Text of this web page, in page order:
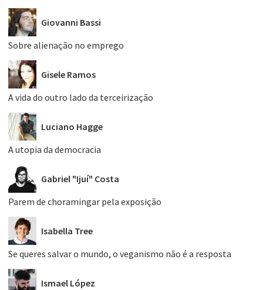
Giovanni Bassi
Sobre alienação no emprego
Gisele Ramos
A vida do outro lado da terceirização
Luciano Hagge
A utopia da democracia
Gabriel "Ijuí" Costa
Parem de choramingar pela exposição
Isabella Tree
Se queres salvar o mundo, o veganismo não é a resposta
Ismael López